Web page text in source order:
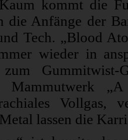
kommt die
die Anfänge der
Tech. „Blood
wieder in
zum
Mammutwerk
Vollgas,
lassen die